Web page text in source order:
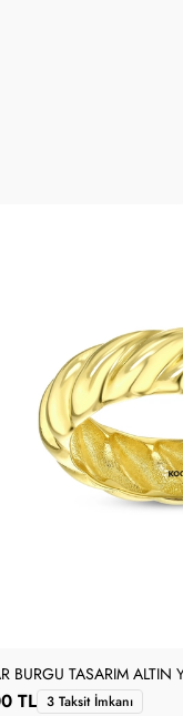
BURGU TASARIM ALTIN
TL 3 Taksit İmkanı